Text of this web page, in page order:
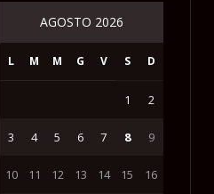
AGOSTO 2026
L M M G V S D
1 2
3 4 5 6 7 8 9
10 11 12 13 14 15 16